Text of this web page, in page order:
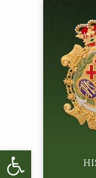
Abrir barra de